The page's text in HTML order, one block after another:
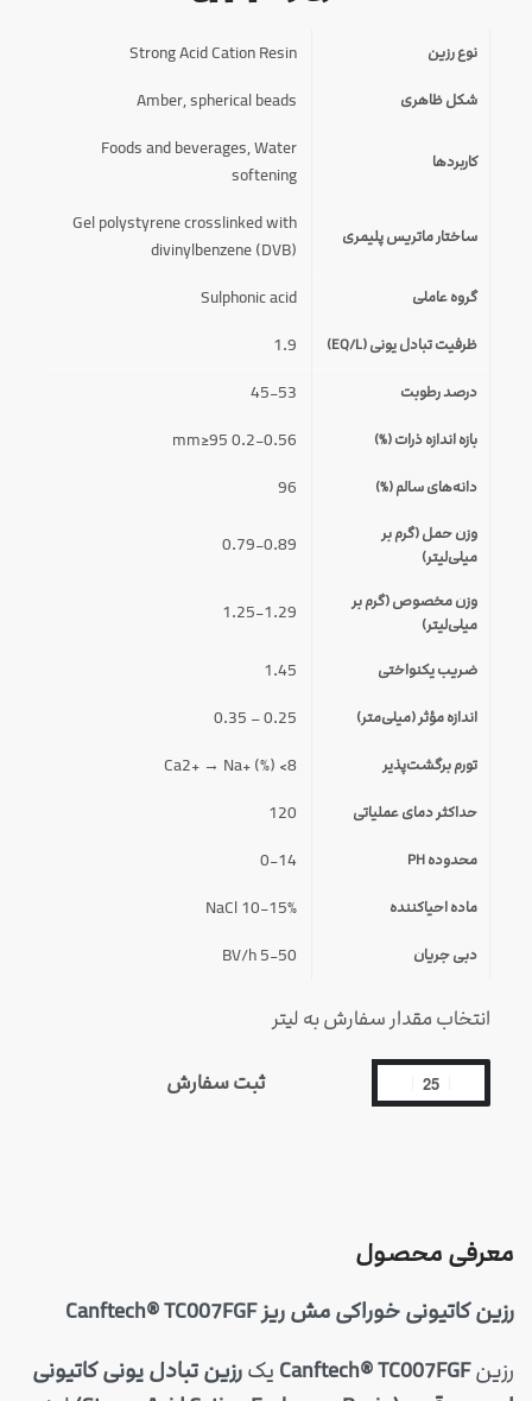
نوع رزین Strong Acid Cation Resin
شکل ظاهری Amber, spherical beads
کاربردها
Foods and beverages,Water
softening
ساختار ماتریس پلیمری
Gel polystyrene crosslinked with
divinylbenzene (DVB)
گروه عاملی Sulphonic acid
ظرفیت تبادل یونی (EQ/L) 1.9
درصد رطوبت 45-53
بازه اندازه ذرات (%) 0.2-0.56 mm≥95
دانه‌های سالم (%) 96
وزن حمل (گرم بر
میلی‌لیتر)
0.79-0.89
وزن مخصوص (گرم بر
میلی‌لیتر)
1.25-1.29
ضریب یکنواختی 1.45
اندازه مؤثر (میلی‌متر) 0.25 – 0.35
تورم برگشت‌پذیر Ca2+ → Na+ (%) <8
حداکثر دمای عملیاتی 120
محدوده PH 0-14
ماده احیاکننده 10-15% NaCl
دبی جریان 5-50 BV/h
انتخاب مقدار سفارش به لیتر
ثبت سفارش
معرفی محصول
رزین کاتیونی خوراکی مش ریز Canftech® TC007FGF
رزینCanftech® TC007FGF یکرزین تبادل یونی کاتیونی